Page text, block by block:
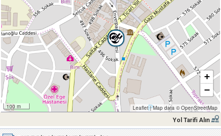
100 m
+
−
Leaflet |Map data © OpenStreetMap
Yol Tarifi Alın